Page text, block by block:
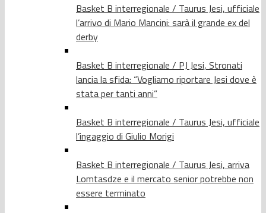
Basket B interregionale / Taurus Jesi, ufficiale
l’arrivo di Mario Mancini: sarà il grande ex del
derby
Basket B interregionale / PJ Jesi, Stronati
lancia la sfida: “Vogliamo riportare Jesi dove è
stata per tanti anni”
Basket B interregionale / Taurus Jesi, ufficiale
l’ingaggio di Giulio Morigi
Basket B interregionale / Taurus Jesi, arriva
Lomtasdze e il mercato senior potrebbe non
essere terminato